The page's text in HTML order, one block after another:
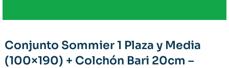
Conjunto Sommier 1 Plaza y Media
(100×190) + Colchón Bari 20cm –